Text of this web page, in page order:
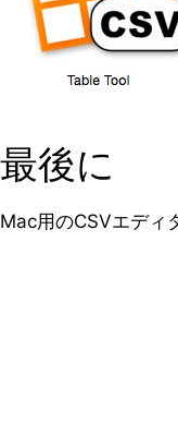
最後に
Mac用のCSVエディ